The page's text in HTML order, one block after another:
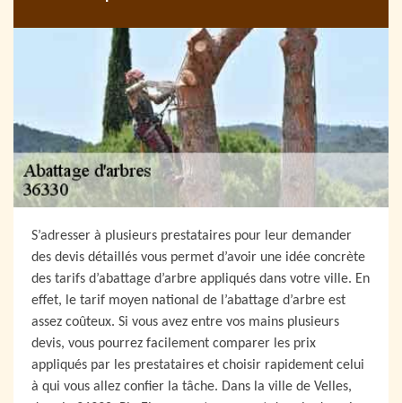
S’adresser à plusieurs prestataires pour leur demander
des devis détaillés vous permet d’avoir une idée concrète
des tarifs d’abattage d’arbre appliqués dans votre ville. En
effet, le tarif moyen national de l’abattage d’arbre est
assez coûteux. Si vous avez entre vos mains plusieurs
devis, vous pourrez facilement comparer les prix
appliqués par les prestataires et choisir rapidement celui
à qui vous allez confier la tâche. Dans la ville de Velles,